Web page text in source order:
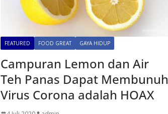
FEATURED FOOD GREAT GAYA HIDUP
Campuran Lemon dan Air
Teh Panas Dapat Membunuh
Virus Corona adalah HOAX